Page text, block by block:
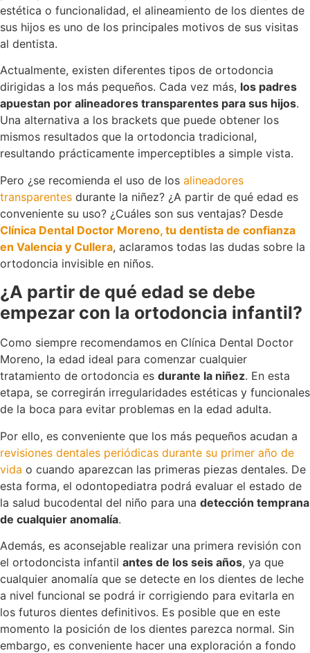
estética o funcionalidad, el alineamiento de los dientes de
sus hijos es uno de los principales motivos de sus visitas
al dentista.
Actualmente, existen diferentes tipos de ortodoncia
dirigidas a los más pequeños. Cada vez más, los padres
apuestan por alineadores transparentes para sus hijos.
Una alternativa a los brackets que puede obtener los
mismos resultados que la ortodoncia tradicional,
resultando prácticamente imperceptibles a simple vista.
Pero ¿se recomienda el uso de los alineadores
transparentes durante la niñez? ¿A partir de qué edad es
conveniente su uso? ¿Cuáles son sus ventajas? Desde
Clínica Dental Doctor Moreno, tu dentista de confianza
en Valencia y Cullera, aclaramos todas las dudas sobre la
ortodoncia invisible en niños.
¿A partir de qué edad se debe
empezar con la ortodoncia infantil?
Como siempre recomendamos en Clínica Dental Doctor
Moreno, la edad ideal para comenzar cualquier
tratamiento de ortodoncia es durante la niñez. En esta
etapa, se corregirán irregularidades estéticas y funcionales
de la boca para evitar problemas en la edad adulta.
Por ello, es conveniente que los más pequeños acudan a
revisiones dentales periódicas durante su primer año de
vida o cuando aparezcan las primeras piezas dentales. De
esta forma, el odontopediatra podrá evaluar el estado de
la salud bucodental del niño para una detección temprana
de cualquier anomalía.
Además, es aconsejable realizar una primera revisión con
el ortodoncista infantil antes de los seis años, ya que
cualquier anomalía que se detecte en los dientes de leche
a nivel funcional se podrá ir corrigiendo para evitarla en
los futuros dientes definitivos. Es posible que en este
momento la posición de los dientes parezca normal. Sin
embargo, es conveniente hacer una exploración a fondo